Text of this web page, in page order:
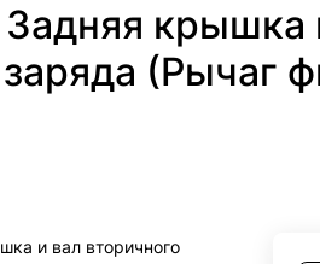
Задняя крышка
(Рычаг
и вал вторичного